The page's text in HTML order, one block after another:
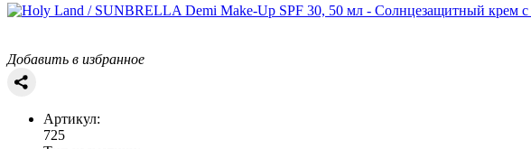
Добавить в избранное
Артикул:
725